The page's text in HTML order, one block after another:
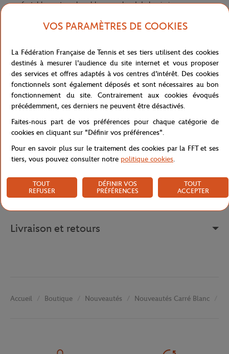
confortablement sur le sable ou au bord de la piscine.
Dans une élégante teinte écru, ce drap de plage présente un
design épuré où le logo emblématique Roland-Garros s'affiche
qui évoquent l'univers du tennis. La finition soignée et la qualité
exceptionnelle du tissu offrent un confort luxueux et une
absorption optimale, tout en séchant rapidement.
Ses dimensions généreuses de 170x170cm en font un accessoire
parfait pour les sorties estivales, alliant fonctionnalité et style
dans un format original qui se démarque des draps de plage
traditionnels.
Référence : CSVU0726-MLT-TU
Caractéristiques
Livraison et retours
Accueil Boutique Nouveautés Nouveautés Carré Blanc
VOS PARAMÈTRES DE COOKIES
La Fédération Française de Tennis et ses tiers utilisent des cookies
destinés à mesurer l'audience du site internet et vous proposer
des services et offres adaptés à vos centres d'intérêt. Des cookies
fonctionnels sont également déposés et sont nécessaires au bon
fonctionnement du site. Contrairement aux cookies évoqués
précédemment, ces derniers ne peuvent être désactivés.
Faites-nous part de vos préférences pour chaque catégorie de
cookies en cliquant sur "Définir vos préférences".
Pour en savoir plus sur le traitement des cookies par la FFT et ses
tiers, vous pouvez consulter notre politique cookies.
TOUT
REFUSER
DÉFINIR VOS
PRÉFÉRENCES
TOUT
ACCEPTER